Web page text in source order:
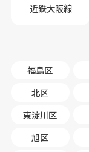
近鉄大阪線
福島区
北区
東淀川区
旭区